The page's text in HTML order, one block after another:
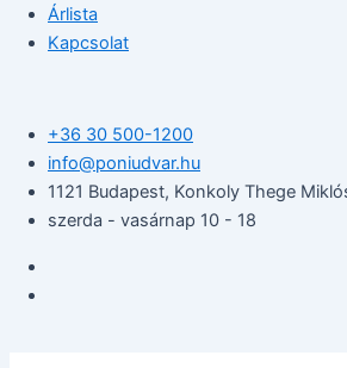
Árlista
Kapcsolat
+36 30 500-1200​
info@poniudvar.hu
1121 Budapest, Konkoly Thege
szerda - vasárnap 10 - 18